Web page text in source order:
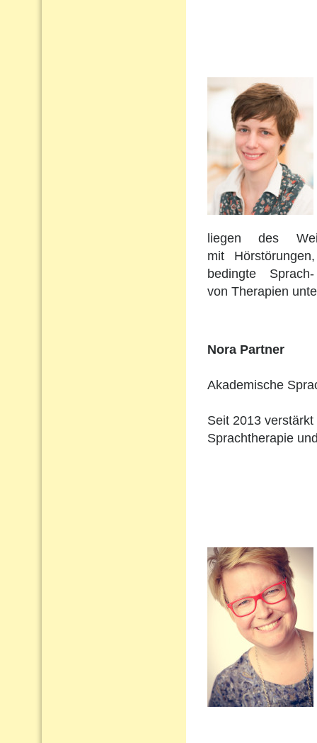
liegen des
mit
bedingte
von Therapien
Nora Partner
Akademische
Seit 2013
Sprachtherapie